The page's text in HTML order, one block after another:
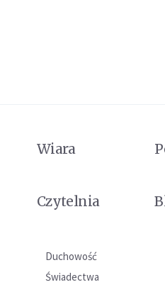
Wiara
Czytelnia
Duchowość
Świadectwa